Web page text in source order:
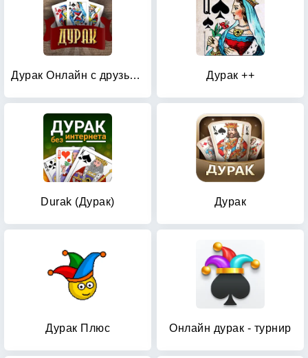
Дурак Онлайн с друзьями Дурак ++
Durak (Дурак) Дурак
Дурак Плюс Онлайн дурак - турнир